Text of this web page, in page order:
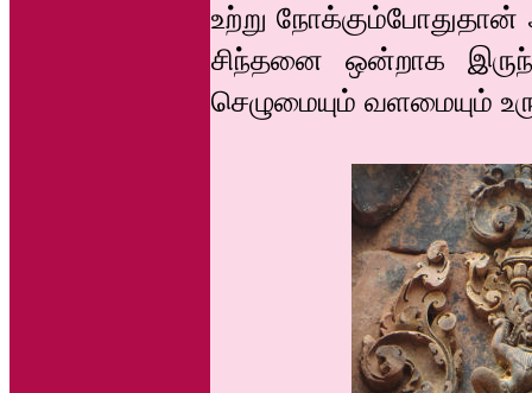
உற்று நோக்கும்போதுதான்
சிந்தனை ஒன்றாக
செழுமையும் வளமையும்